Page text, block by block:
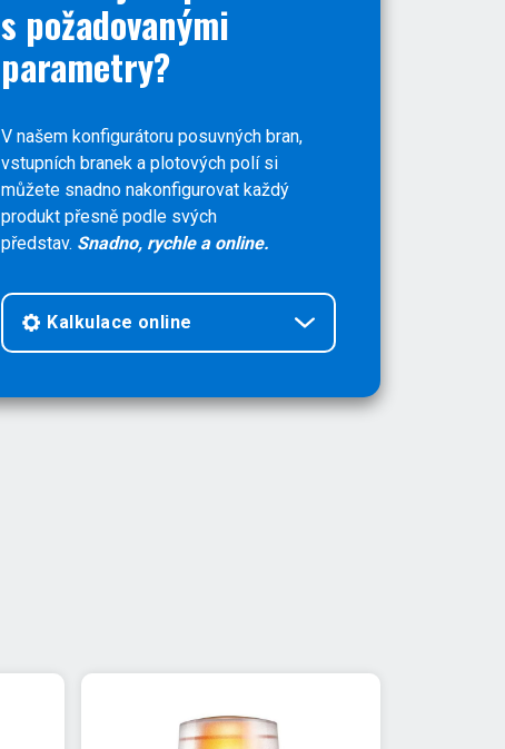
s požadovanými
parametry?
V našem konfigurátoru posuvných bran,
vstupních branek a plotových polí si
můžete snadno nakonfigurovat každý
produkt přesně podle svých
představ. Snadno, rychle a online.
Kalkulace online